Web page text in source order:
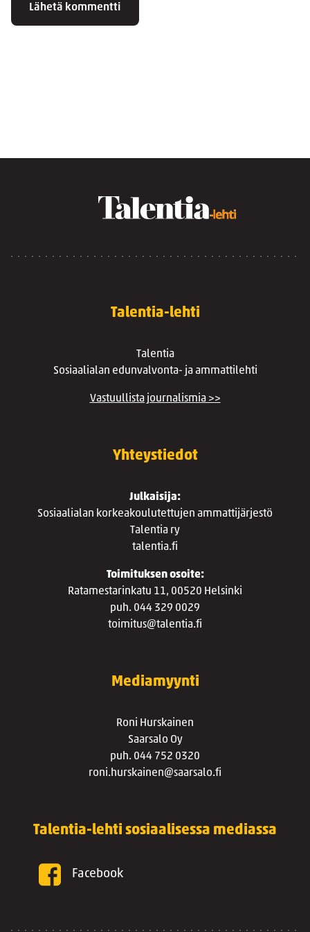
Talentia-lehti
Talentia
Sosiaalialan edunvalvonta- ja ammattilehti
Vastuullista journalismia >>
Yhteystiedot
Julkaisija:
Sosiaalialan korkeakoulutettujen ammattijärjestö
Talentia ry
talentia.fi
Toimituksen osoite:
Ratamestarinkatu 11, 00520 Helsinki
puh. 044 329 0029
toimitus@talentia.fi
Mediamyynti
Roni Hurskainen
Saarsalo Oy
puh. 044 752 0320
roni.hurskainen@saarsalo.fi
Talentia-lehti sosiaalisessa mediassa
Facebook